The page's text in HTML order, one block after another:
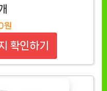
원
확인하기